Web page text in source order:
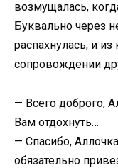
возмущалась,
Буквально через
распахнулась, и
сопровождении
— Всего доброго,
Вам отдохнуть…
— Спасибо,
обязательно